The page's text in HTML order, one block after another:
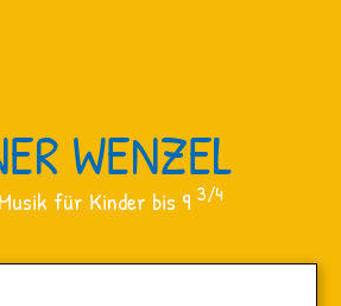
WENZEL
für Kinder bis 9 3/4